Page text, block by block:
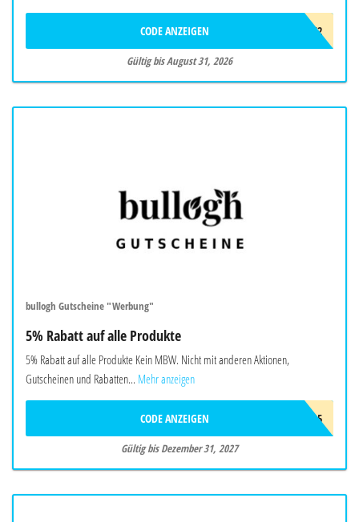
SPRDVF2
CODE ANZEIGEN
Gültig bis August 31, 2026
bullogh Gutscheine "Werbung"
5% Rabatt auf alle Produkte
5% Rabatt auf alle Produkte Kein MBW. Nicht mit anderen Aktionen,
Gutscheinen und Rabatten... Mehr anzeigen
BIO5
CODE ANZEIGEN
Gültig bis Dezember 31, 2027